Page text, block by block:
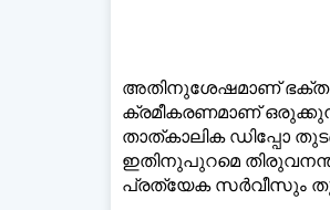
അതിനുശേഷമാണ്
ക്രമീകരണമാണ്
താത്കാലിക ഡിപ്പോ
ഇതിനുപുറമെ
പ്രത്യേക സര്‍വീസും